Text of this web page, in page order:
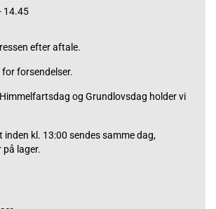
14.45
efter aftale.
forsendelser.
og Grundlovsdag holder vi
kl. 13:00 sendes samme dag,
på lager.